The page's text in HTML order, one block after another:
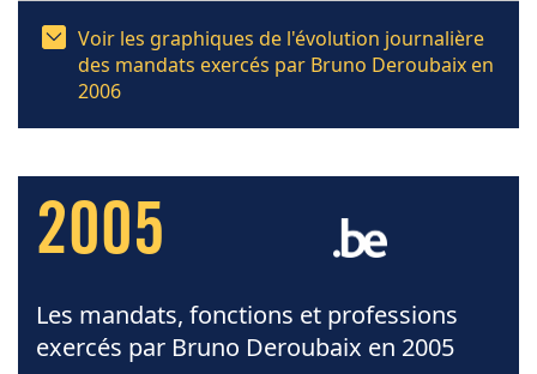
Voir les graphiques de l'évolution journalière
des mandats exercés par Bruno Deroubaix en
2006
2005
Les mandats, fonctions et professions
exercés par Bruno Deroubaix en 2005